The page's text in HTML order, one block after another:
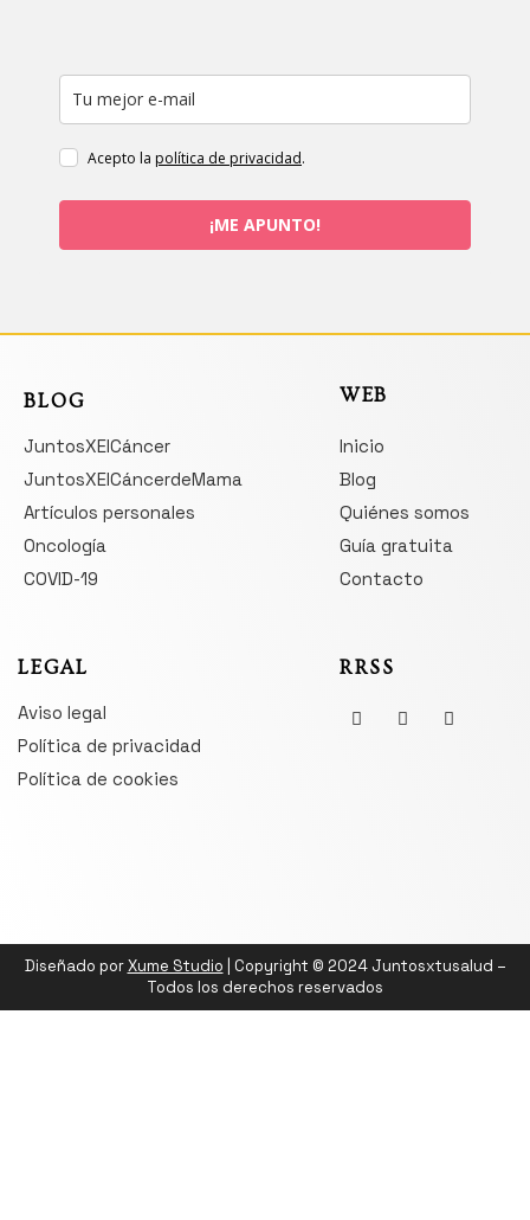
Acepto la política de privacidad.
¡ME APUNTO!
BLOG
JuntosXElCáncer
JuntosXElCáncerdeMama
Artículos personales
Oncología
COVID-19
WEB
Inicio
Blog
Quiénes somos
Guía gratuita
Contacto
LEGAL
Aviso legal
Política de privacidad
Política de cookies
RRSS
Diseñado porXume Studio | Copyright © 2024 Juntosxtusalud –
Todos los derechos reservados